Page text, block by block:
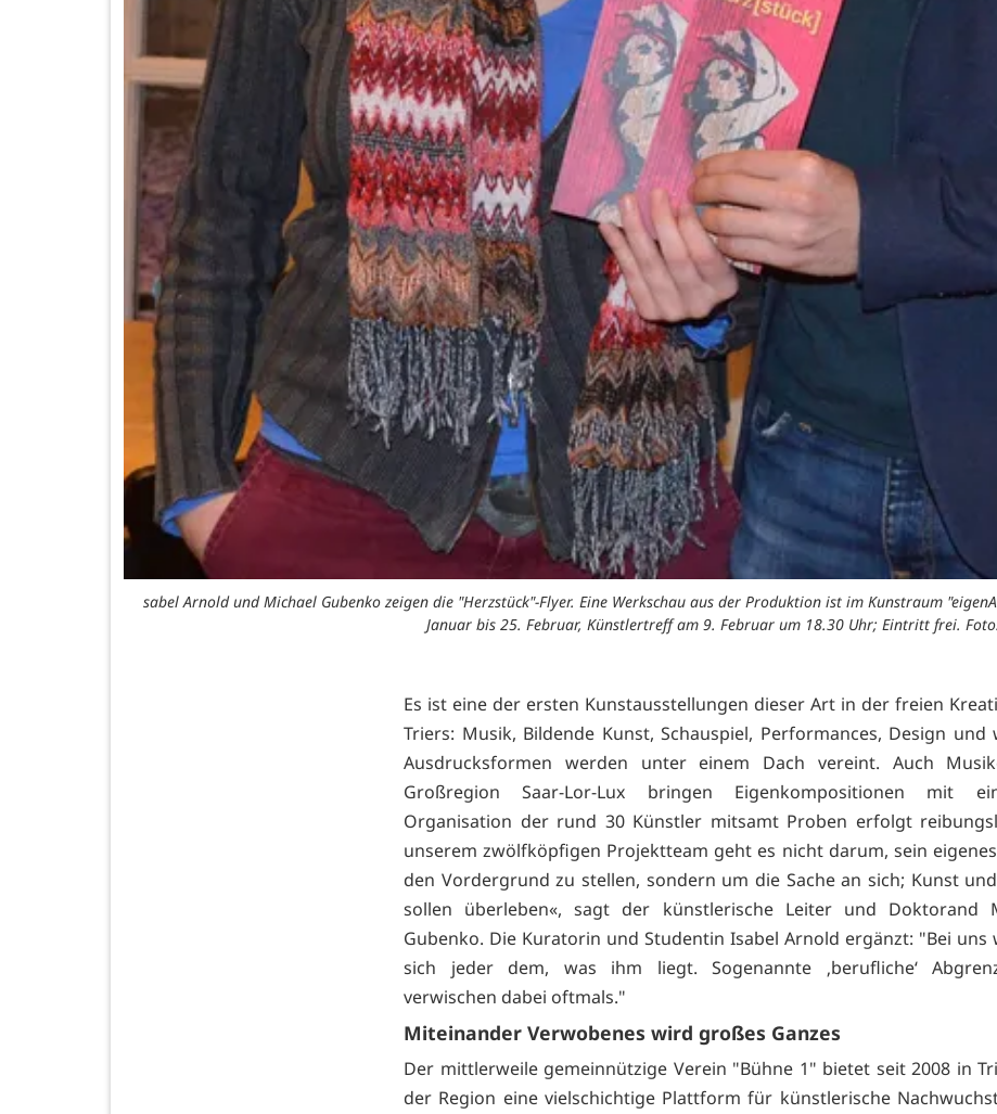
sabel Arnold und Michael Gubenko zeigen die "Herzstück"-Flyer. Eine Werkschau aus der Produktion ist im Kunstraum
Januar bis 25. Februar, Künstlertreff am 9. Februar um 18.30 Uhr; Eintritt frei.
Es ist eine der ersten Kunstausstellungen dieser Art in der freien
Triers: Musik, Bildende Kunst, Schauspiel, Performances, Design und
Ausdrucksformen werden unter einem Dach vereint. Auch
Großregion Saar-Lor-Lux bringen Eigenkompositionen mit
Organisation der rund 30 Künstler mitsamt Proben erfolgt
unserem zwölfköpfigen Projektteam geht es nicht darum, sein
den Vordergrund zu stellen, sondern um die Sache an sich; Kunst
sollen überleben«, sagt der künstlerische Leiter und Doktorand
Gubenko. Die Kuratorin und Studentin Isabel Arnold ergänzt: "Bei uns
sich jeder dem, was ihm liegt. Sogenannte ‚berufliche‘
verwischen dabei oftmals."
Miteinander Verwobenes wird großes Ganzes
Der mittlerweile gemeinnützige Verein "Bühne 1" bietet seit 2008 in
der Region eine vielschichtige Plattform für künstlerische